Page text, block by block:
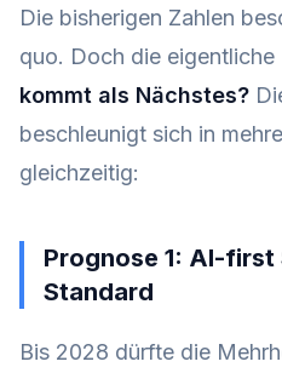
Die bisherigen Zahlen
quo. Doch die eigentliche
kommt als Nächstes?
beschleunigt sich in
gleichzeitig:
Prognose 1: AI-first
Standard
Bis 2028 dürfte die